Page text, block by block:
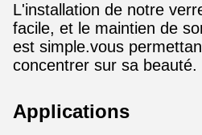
L'installation de notre
facile, et le maintien de
est simple.vous
concentrer sur sa beauté.
Applications